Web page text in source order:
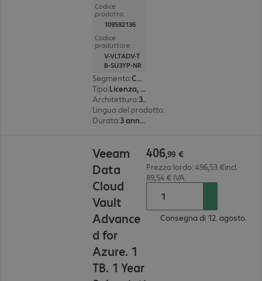
Codice
prodotto:
109592136
Codice
produttore:
V-VLTADV-T
B-SU3YP-NR
Segmento:
Corporate
Tipo:
Licenza, perpetual
Architettura: 32 bit
Lingua del prodotto:
Durata: 3 anno(i)
Veeam
Data
Cloud
Vault
Advance
d for
Azure. 1
TB. 1 Year
406,99 €
Prezzo lordo: 496,53 €incl.
89,54 € IVA
Consegna di 12. agosto.